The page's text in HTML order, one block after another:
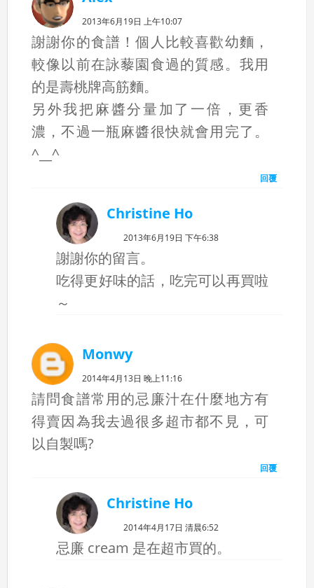
2013年6月19日 上午10:07
謝謝你的食譜！個人比較喜歡幼麵，
較像以前在詠藜園食過的質感。我用
的是壽桃牌高筋麵。
另外我把麻醬分量加了一倍，更香
濃，不過一瓶麻醬很快就會用完了。
^__^
回覆
Christine Ho
2013年6月19日 下午6:38
謝謝你的留言。
吃得更好味的話，吃完可以再買啦
～
Monwy
2014年4月13日 晚上11:16
請問食譜常用的忌廉汁在什麼地方有
得賣因為我去過很多超市都不見，可
以自製嗎?
回覆
Christine Ho
2014年4月17日 清晨6:52
忌廉 cream 是在超市買的。